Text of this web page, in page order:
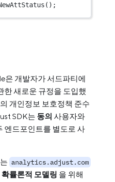
();
은 개발자가 서드파티에
한 새로운 규정을 도입했
개인정보 보호정책 준수
SDK는 동의 사용자와
엔드포인트를 별도로 사
analytics.adjust.com
확률론적 모델링 을 위해